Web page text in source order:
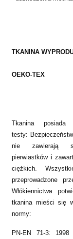
TKANINA
OEKO-TEX
Tkanina posiada
testy:
nie zawierają
pierwiastków i
ciężkich.
przeprowadzone
Włókiennictwa
tkanina mieści się
normy:
PN-EN 71-3: 1998